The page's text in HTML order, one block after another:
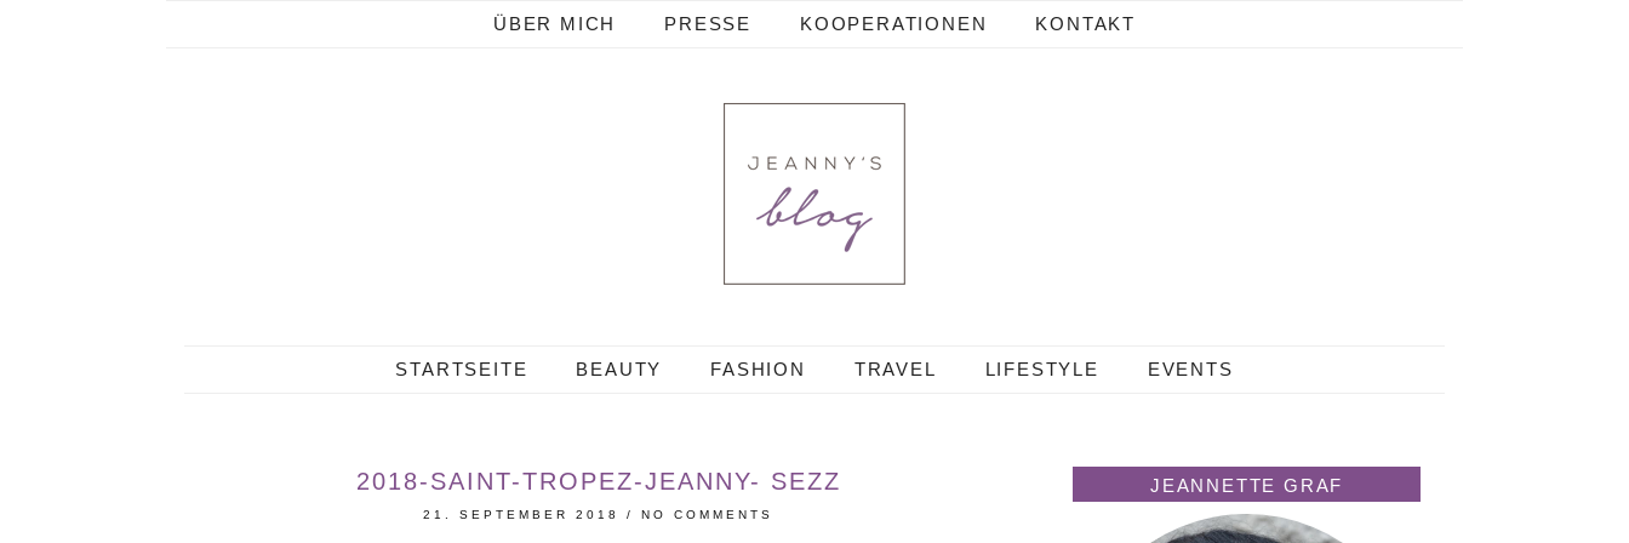
ÜBER MICH PRESSE KOOPERATIONEN KONTAKT
STARTSEITE BEAUTY FASHION TRAVEL LIFESTYLE EVENTS
2018-SAINT-TROPEZ-JEANNY- SEZZ
21. SEPTEMBER 2018 /NO COMMENTS
JEANNETTE GRAF